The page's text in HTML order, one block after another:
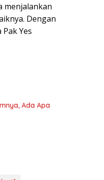
menjalankan
Dengan
Yes
Ada Apa